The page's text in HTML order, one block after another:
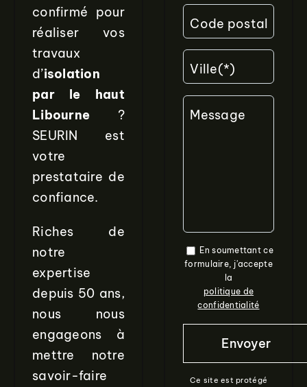
confirmé pour
réaliser vos
travaux
d’isolation
par le haut
Libourne ?
SEURIN est
votre
prestataire de
confiance.
Riches de
notre
expertise
depuis 50 ans,
nous nous
engageons à
mettre notre
savoir-faire
Code postal
Ville(*)
Message
En soumettant ce
formulaire, j'accepte
la
politique de
confidentialité
Ce site est protégé